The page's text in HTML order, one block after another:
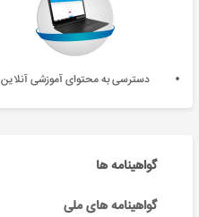
دسترسی به محتوای آموزشی آنلاین
گواهینامه ها
گواهینامه های ملی